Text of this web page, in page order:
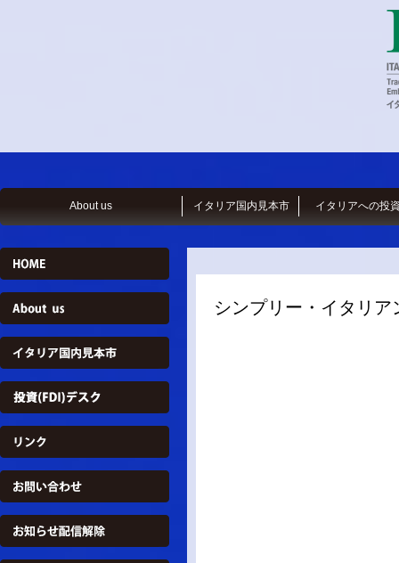
About us イタリア国内見本市 イタリアへの投
シンプリー・イタリ